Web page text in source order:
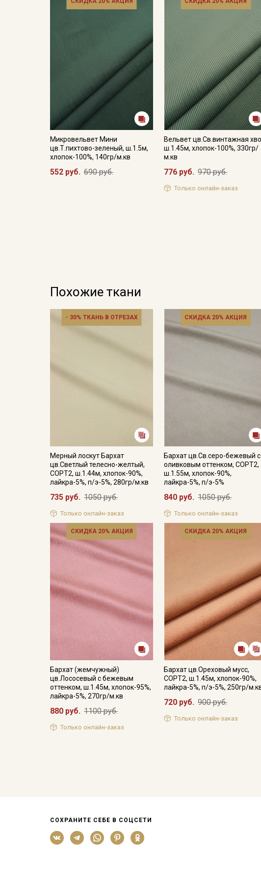
Микровельвет Мини
цв.Т.пихтово-зеленый, ш.1.5м,
хлопок-100%, 140гр/м.кв
552 руб. 690 руб.
Вельвет цв.Св.винтажная
ш.1.45м, хлопок-100%, 330гр/
м.кв
776 руб. 970 руб.
Только онлайн-заказ
Похожие ткани
- 30% ТКАНЬ В ОТРЕЗАХ
Мерный лоскут Бархат
цв.Светлый телесно-желтый,
СОРТ2, ш.1.44м, хлопок-90%,
лайкра-5%, п/э-5%, 280гр/м.кв
735 руб. 1050 руб.
Только онлайн-заказ
СКИДКА 20% АКЦИЯ
Бархат цв.Св.серо-бежевый с
оливковым оттенком, СОРТ2,
ш.1.55м, хлопок-90%,
лайкра-5%, п/э-5%
840 руб. 1050 руб.
Только онлайн-заказ
СКИДКА 20% АКЦИЯ
Бархат (жемчужный)
цв.Лососевый с бежевым
оттенком, ш.1.45м, хлопок-95%,
лайкра-5%, 270гр/м.кв
880 руб. 1100 руб.
Только онлайн-заказ
СКИДКА 20% АКЦИЯ
Бархат цв.Ореховый мусс,
СОРТ2, ш.1.45м, хлопок-90%,
лайкра-5%, п/э-5%, 250гр/
720 руб. 900 руб.
Только онлайн-заказ
СОХРАНИТЕ СЕБЕ В СОЦСЕТИ